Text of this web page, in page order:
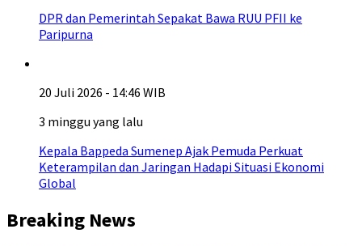
DPR dan Pemerintah Sepakat Bawa RUU PFII ke
Paripurna
20 Juli 2026 - 14:46 WIB
3 minggu yang lalu
Kepala Bappeda Sumenep Ajak Pemuda Perkuat
Keterampilan dan Jaringan Hadapi Situasi Ekonomi
Global
Breaking News